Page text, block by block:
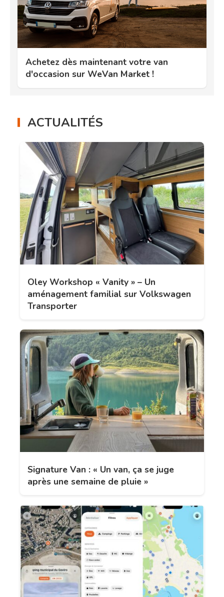
Achetez dès maintenant votre van
d'occasion sur WeVan Market !
ACTUALITÉS
Oley Workshop « Vanity » – Un
aménagement familial sur Volkswagen
Transporter
Signature Van : « Un van, ça se juge
après une semaine de pluie »